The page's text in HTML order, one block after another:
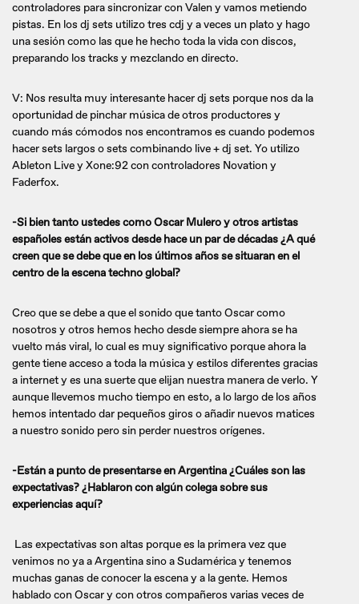
controladores para sincronizar con Valen y vamos metiendo
pistas. En los dj sets utilizo tres cdj y a veces un plato y hago
una sesión como las que he hecho toda la vida con discos,
preparando los tracks y mezclando en directo.
V: Nos resulta muy interesante hacer dj sets porque nos da la
oportunidad de pinchar música de otros productores y
cuando más cómodos nos encontramos es cuando podemos
hacer sets largos o sets combinando live + dj set. Yo utilizo
Ableton Live y Xone:92 con controladores Novation y
Faderfox.
-Si bien tanto ustedes como Oscar Mulero y otros artistas
españoles están activos desde hace un par de décadas ¿A qué
creen que se debe que en los últimos años se situaran en el
centro de la escena techno global?
Creo que se debe a que el sonido que tanto Oscar como
nosotros y otros hemos hecho desde siempre ahora se ha
vuelto más viral, lo cual es muy significativo porque ahora la
gente tiene acceso a toda la música y estilos diferentes gracias
a internet y es una suerte que elijan nuestra manera de verlo. Y
aunque llevemos mucho tiempo en esto, a lo largo de los años
hemos intentado dar pequeños giros o añadir nuevos matices
a nuestro sonido pero sin perder nuestros orígenes.
-Están a punto de presentarse en Argentina ¿Cuáles son las
expectativas? ¿Hablaron con algún colega sobre sus
experiencias aquí?
Las expectativas son altas porque es la primera vez que
venimos no ya a Argentina sino a Sudamérica y tenemos
muchas ganas de conocer la escena y a la gente. Hemos
hablado con Oscar y con otros compañeros varias veces de